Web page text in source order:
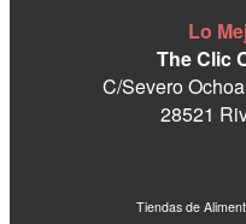
Lo
The Clic
C/Severo
28521
Tiendas de